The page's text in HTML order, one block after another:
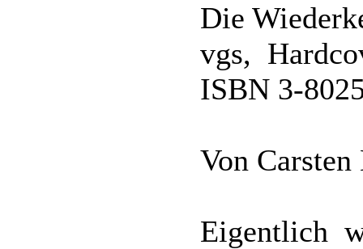
Die
vgs,
ISBN 3-
Von
Eigentlich